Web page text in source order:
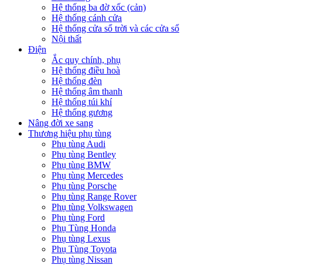
Hệ thống ba đờ xốc (cản)
Hệ thống cánh cửa
Hệ thống cửa sổ trời và các cửa sổ
Nội thất
Điện
Ắc quy chính, phụ
Hệ thống điều hoà
Hệ thống đèn
Hệ thống âm thanh
Hệ thống túi khí
Hệ thống gương
Nâng đời xe sang
Thương hiệu phụ tùng
Phụ tùng Audi
Phụ tùng Bentley
Phụ tùng BMW
Phụ tùng Mercedes
Phụ tùng Porsche
Phụ tùng Range Rover
Phụ tùng Volkswagen
Phụ tùng Ford
Phụ Tùng Honda
Phụ tùng Lexus
Phụ Tùng Toyota
Phụ tùng Nissan